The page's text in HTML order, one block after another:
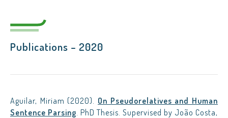
CLUNL
Publications – 2020
Aguilar, Miriam (2020). On Pseudorelatives and Human
Sentence Parsing. PhD Thesis. Supervised by João Costa,